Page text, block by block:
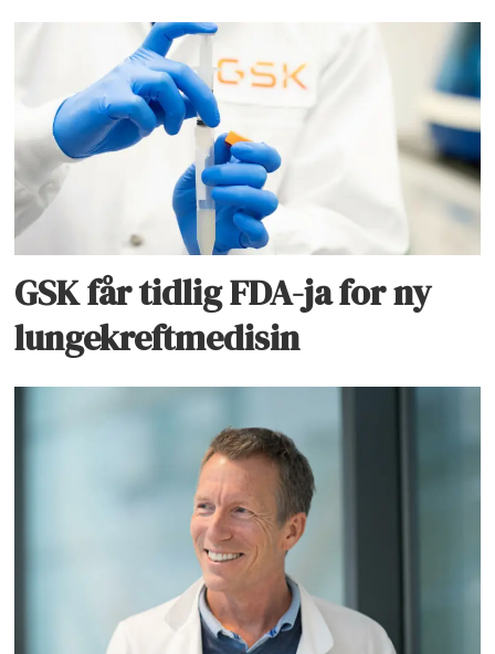
GSK får tidlig FDA-ja for ny
lungekreftmedisin